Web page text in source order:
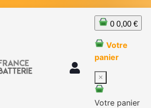
0 0,00 €
Votre
panier
×
Votre panier